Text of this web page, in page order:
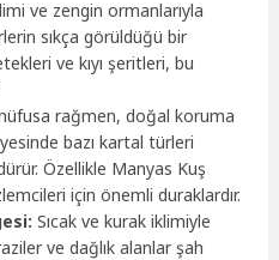
ve zengin ormanlarıyla
sıkça görüldüğü bir
ve kıyı şeritleri, bu
rağmen, doğal koruma
bazı kartal türleri
Özellikle Manyas Kuş
için önemli duraklardır.
Sıcak ve kurak iklimiyle
ve dağlık alanlar şah